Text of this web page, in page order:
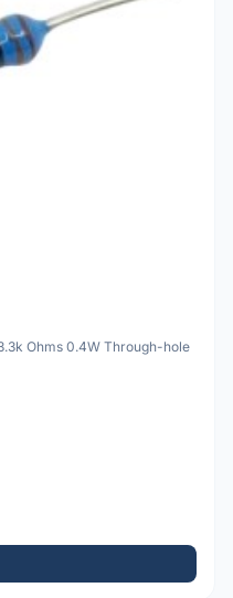
Ohms 0.4W Through-hole